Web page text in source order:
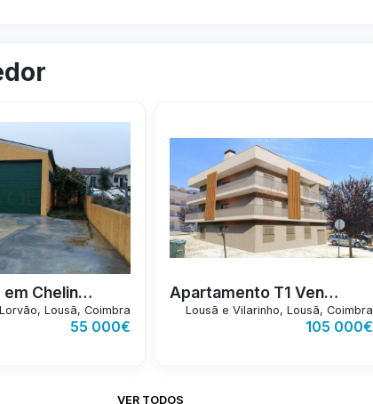
1
ÁREA
97m2
ANO
2008
Armazém em Chelinho
Lorvão, Lousã, Coimbra
55 000€
Apartamento T1 Venda Lousã
Lousã e Vilarinho, Lousã, Coimbra
105 000€
VER TODOS